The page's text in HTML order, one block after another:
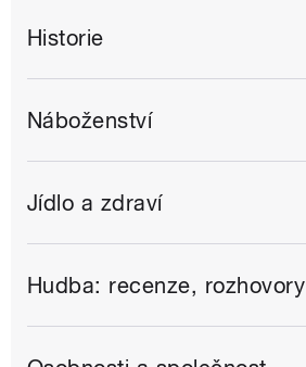
Historie
Náboženství
Jídlo a zdraví
Hudba: recenze, rozhovory